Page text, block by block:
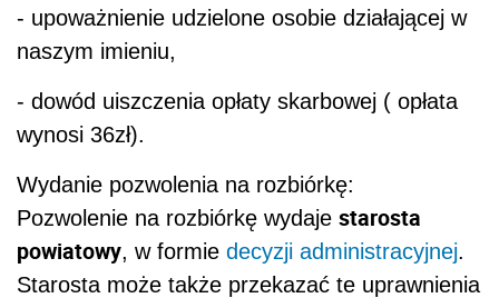
- upoważnienie udzielone osobie działającej w
naszym imieniu,
- dowód uiszczenia opłaty skarbowej ( opłata
wynosi 36zł).
Wydanie pozwolenia na rozbiórkę:
Pozwolenie na rozbiórkę wydaje starosta
powiatowy, w formie decyzji administracyjnej.
Starosta może także przekazać te uprawnienia